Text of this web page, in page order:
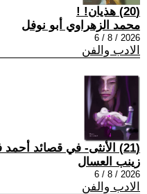
(20) هذيان! !
محمد الزهراوي أبو نوفل
2026 / 8 / 6
الادب والفن
(21) الأنثى- في قصائد أحمد فرح”
زينب العسال
2026 / 8 / 6
الادب والفن